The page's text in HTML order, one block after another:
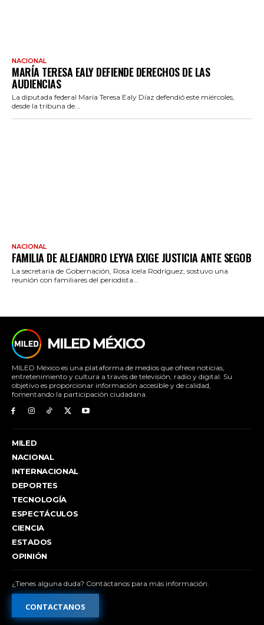
NACIONAL
MARÍA TERESA EALY DEFIENDE DERECHOS DE LAS
AUDIENCIAS
La diputada federal María Teresa Ealy Díaz defendió este miércoles,
desde la tribuna de...
NACIONAL
FAMILIA DE ALEJANDRO LEYVA EXIGE JUSTICIA ANTE SEGOB
La secretaria de Gobernación, Rosa Icela Rodríguez, sostuvo una
reunión con familiares del periodista...
MILED MÉXICO
MILED México es una plataforma de medios que ofrece noticias,
entretenimiento y cultura a través de televisión, radio y digital. Su
objetivo es proporcionar información accesible y de calidad,
fomentando la participación ciudadana.
MILED
NACIONAL
INTERNACIONAL
DEPORTES
TECNOLOGÍA
ESPECTÁCULOS
CIENCIA
ESTADOS
OPINIÓN
¿Tienes alguna duda? Contáctanos para más información.
CONTACTANOS